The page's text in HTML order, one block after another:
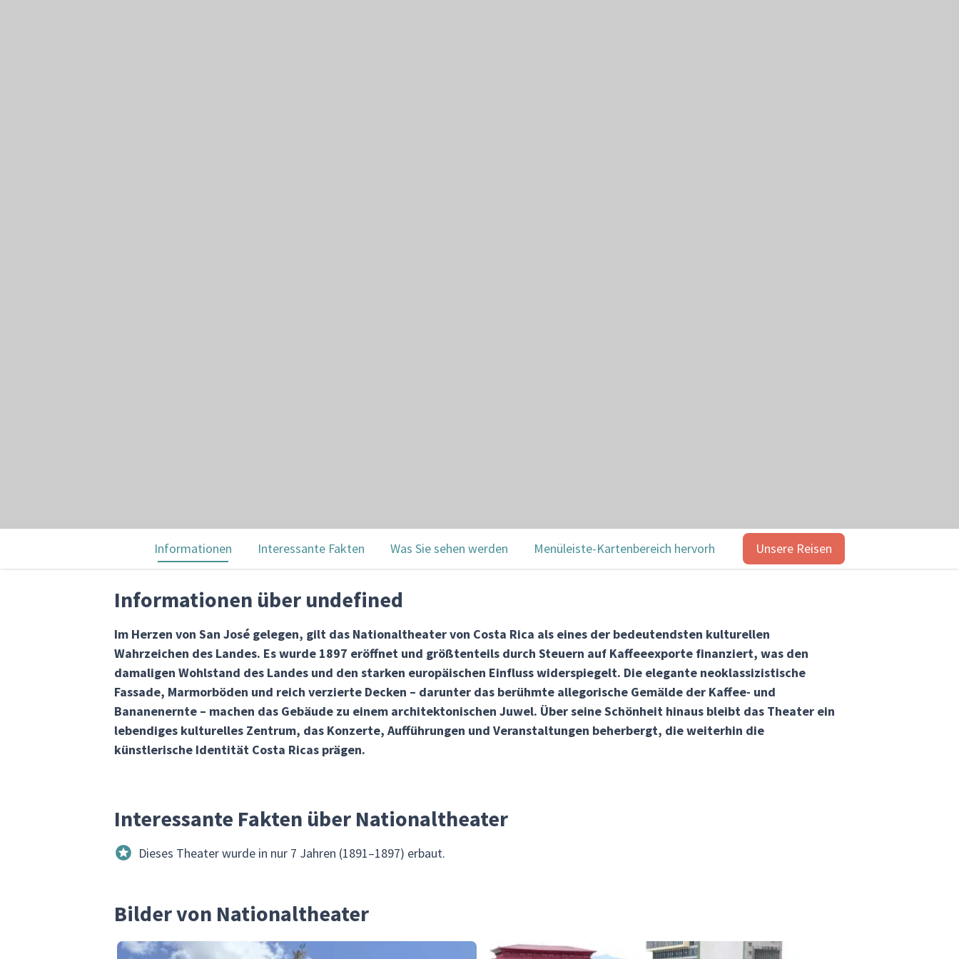
Informationen Interessante Fakten Was Sie sehen werden Menüleiste-Kartenbereich hervorheben Highlights
Unsere Reisen
Informationen über undefined
Im Herzen von San José gelegen, gilt das Nationaltheater von Costa Rica als eines der bedeutendsten kulturellen
Wahrzeichen des Landes. Es wurde 1897 eröffnet und größtenteils durch Steuern auf Kaffeeexporte finanziert, was den
damaligen Wohlstand des Landes und den starken europäischen Einfluss widerspiegelt. Die elegante neoklassizistische
Fassade, Marmorböden und reich verzierte Decken – darunter das berühmte allegorische Gemälde der Kaffee- und
Bananenernte – machen das Gebäude zu einem architektonischen Juwel. Über seine Schönheit hinaus bleibt das Theater ein
lebendiges kulturelles Zentrum, das Konzerte, Aufführungen und Veranstaltungen beherbergt, die weiterhin die
künstlerische Identität Costa Ricas prägen.
Interessante Fakten über Nationaltheater
Dieses Theater wurde in nur 7 Jahren (1891–1897) erbaut.
Bilder von Nationaltheater